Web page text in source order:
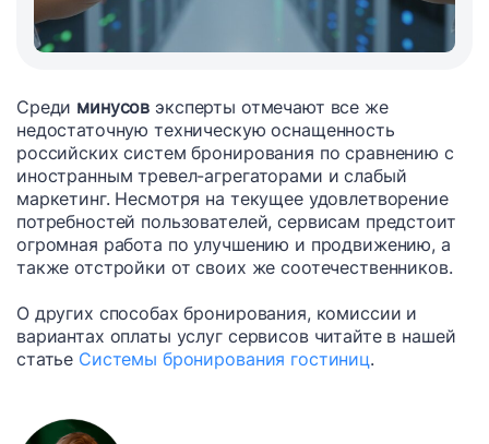
Среди минусов эксперты отмечают все же
недостаточную техническую оснащенность
российских систем бронирования по сравнению с
иностранным тревел-агрегаторами и слабый
маркетинг. Несмотря на текущее удовлетворение
потребностей пользователей, сервисам предстоит
огромная работа по улучшению и продвижению, а
также отстройки от своих же соотечественников.
О других способах бронирования, комиссии и
вариантах оплаты услуг сервисов читайте в нашей
статье Системы бронирования гостиниц.